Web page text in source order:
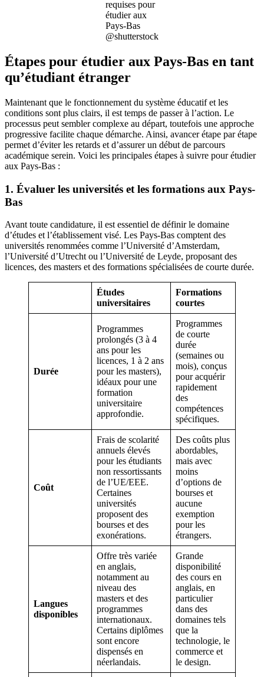
requises pour
étudier aux
Pays-Bas
@shutterstock
Étapes pour étudier aux Pays-Bas en tant
qu’étudiant étranger
Maintenant que le fonctionnement du système éducatif et les
conditions sont plus clairs, il est temps de passer à l’action. Le
processus peut sembler complexe au départ, toutefois une approche
progressive facilite chaque démarche. Ainsi, avancer étape par étape
permet d’éviter les retards et d’assurer un début de parcours
académique serein. Voici les principales étapes à suivre pour étudier
aux Pays-Bas :
1. Évaluer les universités et les formations aux Pays-
Bas
Avant toute candidature, il est essentiel de définir le domaine
d’études et l’établissement visé. Les Pays-Bas comptent des
universités renommées comme l’Université d’Amsterdam,
l’Université d’Utrecht ou l’Université de Leyde, proposant des
licences, des masters et des formations spécialisées de courte durée.
Études
universitaires
Formations
courtes
Durée
Programmes
prolongés (3 à 4
ans pour les
licences, 1 à 2 ans
pour les masters),
idéaux pour une
formation
universitaire
approfondie.
Programmes
de courte
durée
(semaines ou
mois), conçus
pour acquérir
rapidement
des
compétences
spécifiques.
Coût
Frais de scolarité
annuels élevés
pour les étudiants
non ressortissants
de l’UE/EEE.
Certaines
universités
proposent des
bourses et des
exonérations.
Des coûts plus
abordables,
mais avec
moins
d’options de
bourses et
aucune
exemption
pour les
étrangers.
Langues
disponibles
Offre très variée
en anglais,
notamment au
niveau des
masters et des
programmes
internationaux.
Certains diplômes
sont encore
dispensés en
néerlandais.
Grande
disponibilité
des cours en
anglais, en
particulier
dans des
domaines tels
que la
technologie, le
commerce et
le design.